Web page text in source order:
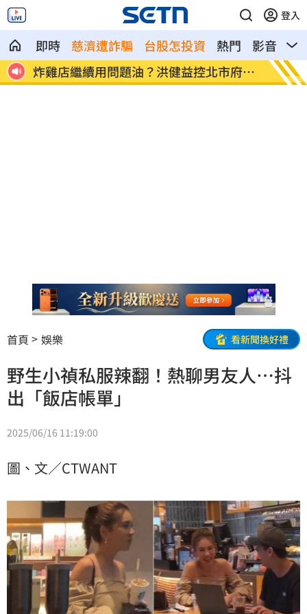
登入
即時 慈濟遭詐騙 台股怎投資 熱門 影音
熱
府蓋
老農50萬現金埋田裡！1年後挖出欲哭無
淚
高
則
首頁 娛樂 看新聞換好禮
野生小禎私服辣翻！熱聊男友人…抖
出「飯店帳單」
2025/06/16 11:19:00
圖、文／CTWANT